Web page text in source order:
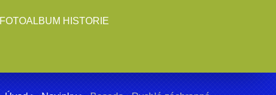
FOTOALBUM HISTORIE